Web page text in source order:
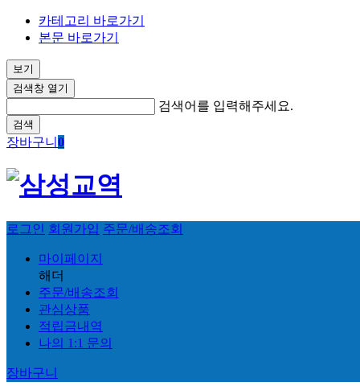
카테고리 바로가기
본문 바로가기
보기
검색창 열기
검색어를 입력해주세요.
검색
장바구니 0
로그인 회원가입 주문/배송조회
마이페이지
해더
주문/배송조회
관심상품
적립금내역
나의 1:1 문의
장바구니